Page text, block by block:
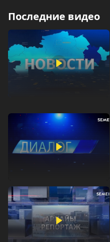
Последние видео